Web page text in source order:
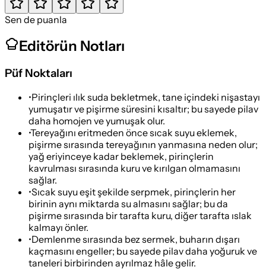
Sen de puanla
Editörün Notları
Püf Noktaları
•Pirinçleri ılık suda bekletmek, tane içindeki nişastayı
yumuşatır ve pişirme süresini kısaltır; bu sayede pilav
daha homojen ve yumuşak olur.
•Tereyağını eritmeden önce sıcak suyu eklemek,
pişirme sırasında tereyağının yanmasına neden olur;
yağ eriyinceye kadar beklemek, pirinçlerin
kavrulması sırasında kuru ve kırılgan olmamasını
sağlar.
•Sıcak suyu eşit şekilde serpmek, pirinçlerin her
birinin aynı miktarda su almasını sağlar; bu da
pişirme sırasında bir tarafta kuru, diğer tarafta ıslak
kalmayı önler.
•Demlenme sırasında bez sermek, buharın dışarı
kaçmasını engeller; bu sayede pilav daha yoğuruk ve
taneleri birbirinden ayrılmaz hâle gelir.